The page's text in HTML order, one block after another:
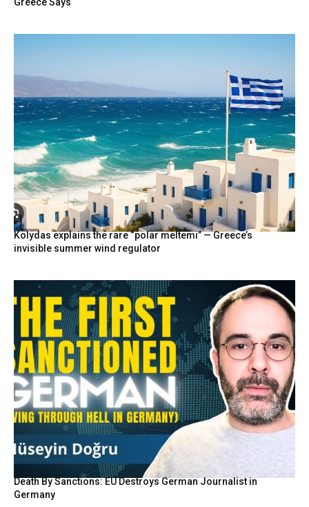
Greece Says
Kolydas explains the rare “polar meltemi” — Greece’s
invisible summer wind regulator
Death By Sanctions: EU Destroys German Journalist in
Germany